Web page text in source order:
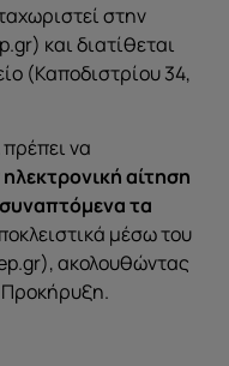
στην
και διατίθεται
(Καποδιστρίου 34,
πρέπει να
ηλεκτρονική αίτηση
τα
μέσω του
ακολουθώντας
Προκήρυξη.